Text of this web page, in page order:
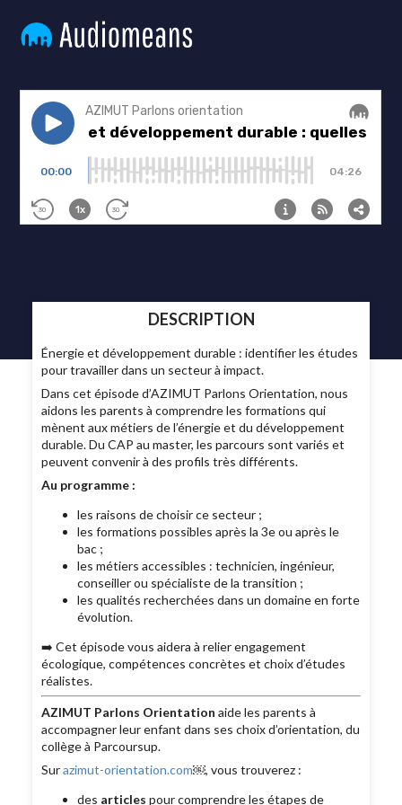
DESCRIPTION
Énergie et développement durable : identifier les études
pour travailler dans un secteur à impact.
Dans cet épisode d’AZIMUT Parlons Orientation, nous
aidons les parents à comprendre les formations qui
mènent aux métiers de l’énergie et du développement
durable. Du CAP au master, les parcours sont variés et
peuvent convenir à des profils très différents.
Au programme :
les raisons de choisir ce secteur ;
les formations possibles après la 3e ou après le
bac ;
les métiers accessibles : technicien, ingénieur,
conseiller ou spécialiste de la transition ;
les qualités recherchées dans un domaine en forte
évolution.
➡️ Cet épisode vous aidera à relier engagement
écologique, compétences concrètes et choix d’études
réalistes.
AZIMUT Parlons Orientation aide les parents à
accompagner leur enfant dans ses choix d’orientation, du
collège à Parcoursup.
Surazimut-orientation.com￼, vous trouverez :
des articles pour comprendre les étapes de